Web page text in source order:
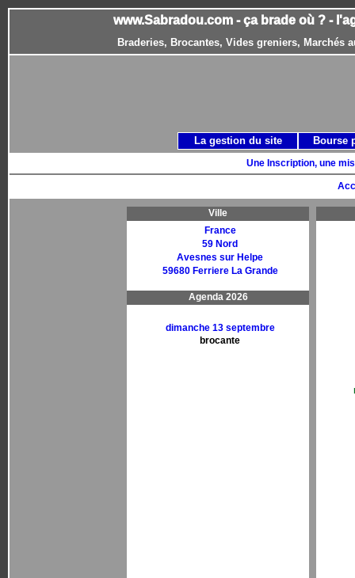
www.Sabradou.com - ça brade où ? -
Braderies, Brocantes, Vides greniers, Marchés
Une Inscription, une
Ville
France
59 Nord
Avesnes sur Helpe
59680 Ferriere La Grande
Agenda 2026
dimanche 13 septembre
brocante
La gestion du site Bourse